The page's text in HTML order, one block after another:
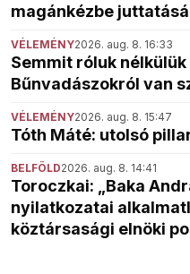
magánkézbe
VÉLEMÉNY2026. aug. 8. 16:33
Semmit róluk nélkülük
Bűnvadászokról van
VÉLEMÉNY2026. aug. 8. 15:47
Tóth Máté: utolsó
BELFÖLD2026. aug. 8. 14:41
Toroczkai: „Baka
nyilatkozatai
köztársasági elnöki